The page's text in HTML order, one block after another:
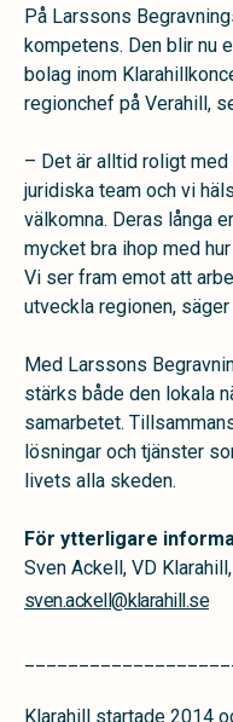
På Larssons
kompetens. Den blir nu
bolag inom
regionchef på Verahill,
– Det är alltid roligt
juridiska team och vi
välkomna. Deras långa
mycket bra ihop med
Vi ser fram emot att
utveckla regionen,
Med Larssons
stärks både den lokala
samarbetet.
lösningar och tjänster
livets alla skeden.
För ytterligare
Sven Ackell, VD
sven.ackell@klarahill.se
Klarahill startade 2014